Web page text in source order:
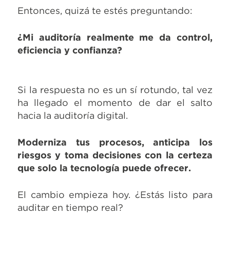
Entonces, quizá te estés preguntando:
¿Mi auditoría realmente me da control,
eficiencia y confianza?
Si la respuesta no es un sí rotundo, tal vez
ha llegado el momento de dar el salto
hacia la auditoría digital.
Moderniza tus procesos, anticipa los
riesgos y toma decisiones con la certeza
que solo la tecnología puede ofrecer.
El cambio empieza hoy. ¿Estás listo para
auditar en tiempo real?